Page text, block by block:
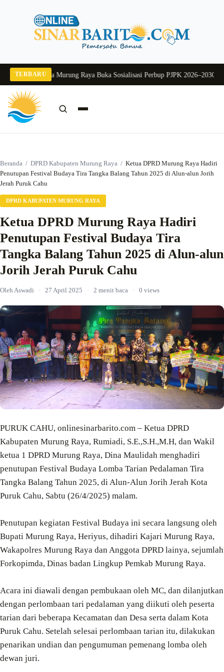
TERBARU
Pj Sekda Murung Raya Buka Sosialisasi Perbup PJPK 2026–2030Dukung
Beranda / DPRD Kabupaten Murung Raya / Ketua DPRD Murung Raya Hadiri
Penutupan Festival Budaya Tira Tangka Balang Tahun 2025 di Alun-alun Jorih
Jerah Puruk Cahu
DPRD KABUPATEN MURUNG RAYA
Ketua DPRD Murung Raya Hadiri
Penutupan Festival Budaya Tira
Tangka Balang Tahun 2025 di Alun-alun
Jorih Jerah Puruk Cahu
Oleh Aswadi · 27 April 2025 · 2 menit baca · 0 views
PURUK CAHU, onlinesinarbarito.com – Ketua DPRD
Kabupaten Murung Raya, Rumiadi, S.E.,S.H.,M.H, dan Wakil
ketua 1 DPRD Murung Raya, Dina Maulidah menghadiri
penutupan Festival Budaya Lomba Tarian Pedalaman Tira
Tangka Balang Tahun 2025, di Alun-Alun Jorih Jerah Kota
Puruk Cahu, Sabtu (26/4/2025) malam.
Penutupan kegiatan Festival Budaya ini secara langsung oleh
Bupati Murung Raya, Heriyus, dihadiri Kajari Murung Raya,
Wakapolres Murung Raya dan Anggota DPRD lainya, sejumlah
Forkopimda, Dinas badan Lingkup Pemkab Murung Raya.
Acara ini diawali dengan pembukaan oleh MC, dan dilanjutkan
dengan perlombaan tari pedalaman yang diikuti oleh peserta
tarian dari beberapa Kecamatan dan Desa serta dalam Kota
Puruk Cahu. Setelah selesai perlombaan tarian itu, dilakukan
penarikan undian dan pengumuman pemenang lomba oleh
dewan juri.